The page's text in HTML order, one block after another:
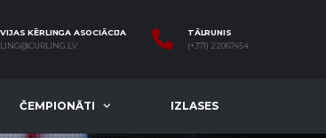
KĒRLINGA ASOCIĀCIJA
TĀLRUNIS
(+371) 22067454
ČEMPIONĀTI IZLASES